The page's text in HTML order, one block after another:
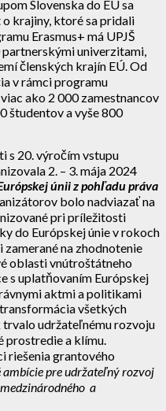
Slovenska do EÚ sa
krajiny, ktoré sa pridali
Erasmus+ má UPJŠ
univerzitami,
členských krajín EÚ. Od
v rámci programu
ako 2 000 zamestnancov
študentov a vyše 800
s 20. výročím vstupu
2. – 3. mája 2024
únii z pohľadu práva
bolo nadviazať na
pri príležitosti
do Európskej únie v rokoch
na zhodnotenie
oblasti vnútroštátneho
s uplatňovaním Európskej
aktmi a politikami
všetkých
udržateľnému rozvoju
prostredie a klímu.
riešenia grantového
ambície pre udržateľnýrozvoj
a